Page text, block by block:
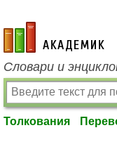
academic.ru
Словари и
Толкования